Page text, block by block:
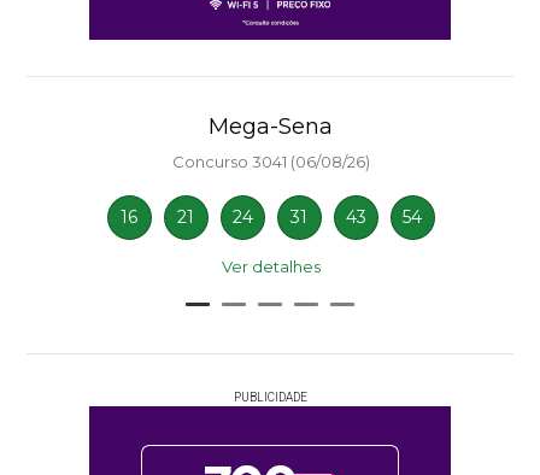
Mega-Sena
Concurso 3041 (06/08/26)
16 21 24 31 43 54
Ver detalhes
PUBLICIDADE